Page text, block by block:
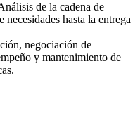
de la cadena de
hasta la entrega
negociación de
y mantenimiento de